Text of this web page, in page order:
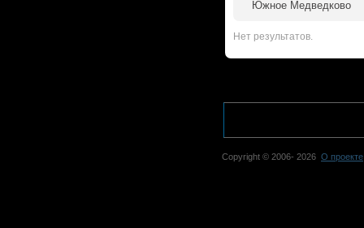
Южное Медведково
Нет результатов.
Copyright © 2006- 2026 О проекте